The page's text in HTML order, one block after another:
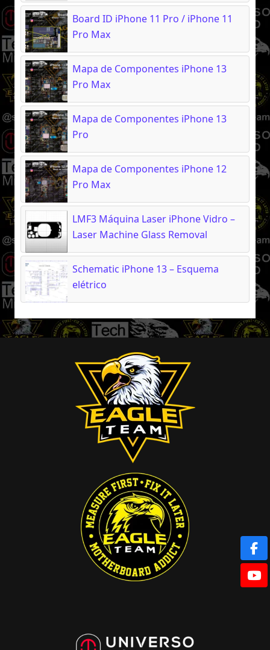
Board ID iPhone 11 Pro / iPhone 11
Pro Max
Mapa de Componentes iPhone 13
Pro Max
Mapa de Componentes iPhone 13
Pro
Mapa de Componentes iPhone 12
Pro Max
LMF3 Máquina Laser iPhone Vidro –
Laser Machine Glass Removal
Schematic iPhone 13 – Esquema
elétrico